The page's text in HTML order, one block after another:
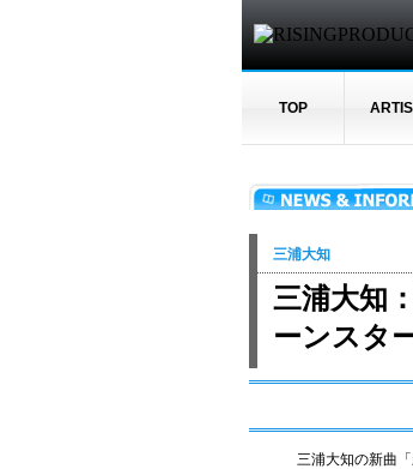
TOP
三浦大知
三浦大知
ーンスタ
三浦大知の新曲